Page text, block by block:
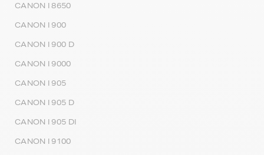
CANON I 8650
CANON I 900
CANON I 900 D
CANON I 9000
CANON I 905
CANON I 905 D
CANON I 905 DI
CANON I 9100